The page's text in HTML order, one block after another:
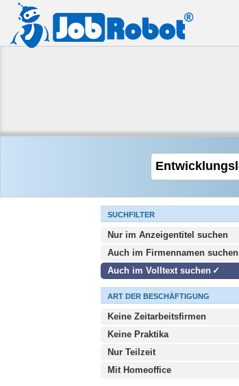
SUCHFILTER
Nur im Anzeigentitel suchen
Auch im Firmennamen suchen
Auch im Volltext suchen
ART DER BESCHÄFTIGUNG
Keine Zeitarbeitsfirmen
Keine Praktika
Nur Teilzeit
Mit Homeoffice